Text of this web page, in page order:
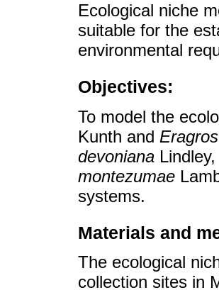
Ecological niche
suitable for the
environmental
Objectives:
To model the
Kunth and
devoniana Lindley,
montezumae
systems.
Materials and
The ecological
collection sites in